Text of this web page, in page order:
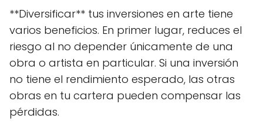
**Diversificar** tus inversiones en arte tiene
varios beneficios. En primer lugar, reduces el
riesgo al no depender únicamente de una
obra o artista en particular. Si una inversión
no tiene el rendimiento esperado, las otras
obras en tu cartera pueden compensar las
pérdidas.